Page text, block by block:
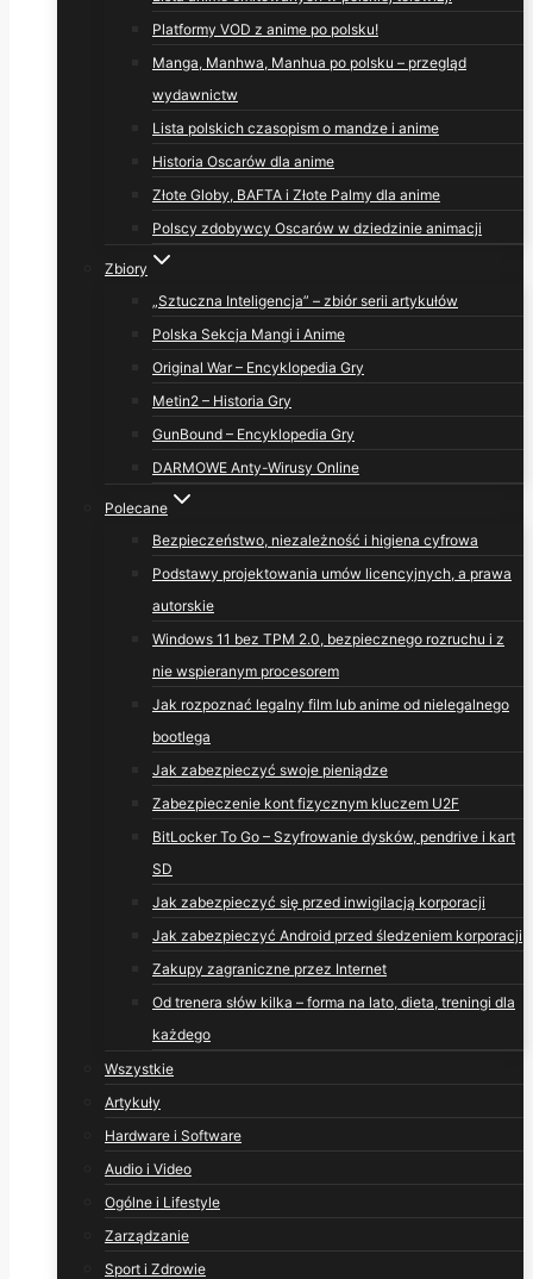
Platformy VOD z anime po polsku!
Manga, Manhwa, Manhua po polsku – przegląd
wydawnictw
Lista polskich czasopism o mandze i anime
Historia Oscarów dla anime
Złote Globy, BAFTA i Złote Palmy dla anime
Polscy zdobywcy Oscarów w dziedzinie animacji
Zbiory
„Sztuczna Inteligencja” – zbiór serii artykułów
Polska Sekcja Mangi i Anime
Original War – Encyklopedia Gry
Metin2 – Historia Gry
GunBound – Encyklopedia Gry
DARMOWE Anty-Wirusy Online
Polecane
Bezpieczeństwo, niezależność i higiena cyfrowa
Podstawy projektowania umów licencyjnych, a prawa
autorskie
Windows 11 bez TPM 2.0, bezpiecznego rozruchu i z
nie wspieranym procesorem
Jak rozpoznać legalny film lub anime od nielegalnego
bootlega
Jak zabezpieczyć swoje pieniądze
Zabezpieczenie kont fizycznym kluczem U2F
BitLocker To Go – Szyfrowanie dysków, pendrive i kart
SD
Jak zabezpieczyć się przed inwigilacją korporacji
Jak zabezpieczyć Android przed śledzeniem korporacji
Zakupy zagraniczne przez Internet
Od trenera słów kilka – forma na lato, dieta, treningi dla
każdego
Wszystkie
Artykuły
Hardware i Software
Audio i Video
Ogólne i Lifestyle
Zarządzanie
Sport i Zdrowie